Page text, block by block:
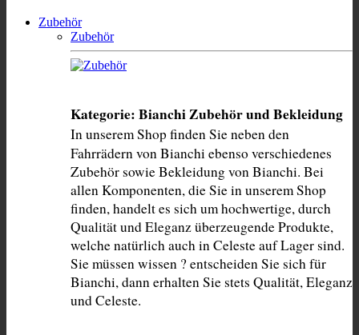
Zubehör
Zubehör
Kategorie: Bianchi Zubehör und Bekleidung
In unserem Shop finden Sie neben den
Fahrrädern von Bianchi ebenso verschiedenes
Zubehör sowie Bekleidung von Bianchi. Bei
allen Komponenten, die Sie in unserem Shop
finden, handelt es sich um hochwertige, durch
Qualität und Eleganz überzeugende Produkte,
welche natürlich auch in Celeste auf Lager sind.
Sie müssen wissen ? entscheiden Sie sich für
Bianchi, dann erhalten Sie stets Qualität, Eleganz
und Celeste.